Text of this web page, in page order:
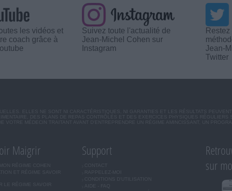
les vidéos et
coach grâce à
Suivez toute l'actualité de
Jean-Michel Cohen sur
Instagram
Jean-
Twitter
ELLES NE SONT NI CARACTÉRISTIQUES, NI GARANTIES ET LES RÉSULTATS
DES PLANS DE REPAS CONTRÔLÉS ET DES EXERCICES PHYSIQUES RÉGULIERS
VOTRE MÉDECIN TRAITANT AVANT D'ENTREPRENDRE UN RÉGIME AMINCISSANT, UN
Maigrir
RÉGIME COHEN
ET RÉGIME SAVOIR
LE RÉGIME SAVOIR
Support
CONTACT
RAPPELEZ-MOI
CONDITIONS D'UTILISATION
AIDE - FAQ
sur